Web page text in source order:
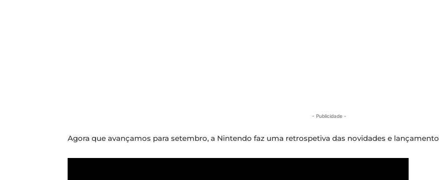
- Publicidade -
Agora que avançamos para setembro, a Nintendo faz uma retrospetiva das novidades e